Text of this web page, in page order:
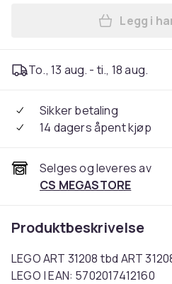
Legg i
To., 13 aug. - ti., 18 aug.
Sikker betaling
14 dagers åpent kjøp
Selges og leveres av
CS MEGASTORE
Produktbeskrivelse
LEGO ART 31208 tbd ART
LEGO | EAN: 5702017412160